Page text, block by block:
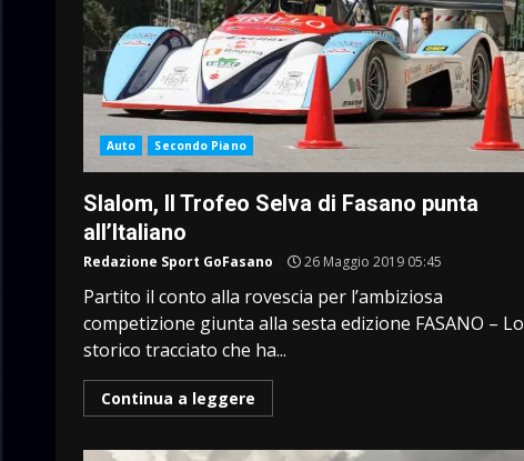
Auto Secondo Piano
Slalom, Il Trofeo Selva di Fasano punta
all’Italiano
Redazione Sport GoFasano 26 Maggio 2019 05:45
Partito il conto alla rovescia per l’ambiziosa
competizione giunta alla sesta edizione FASANO – Lo
storico tracciato che ha...
Continua a leggere